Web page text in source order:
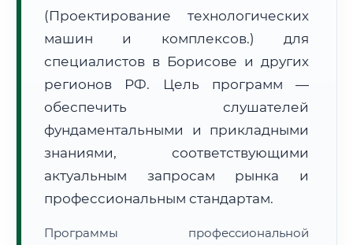
Расчет логистики оригиналов:
• Маршрут транзита:
• Экспресс-доставка СДЭК / Почтой:5–7 рабочих дней
📜 Документы и аккредитация ФИС ФРДО
(Проектирование технологических
машин и комплексов.) для
специалистов в Борисове и других
регионов РФ. Цель программ —
обеспечить слушателей
фундаментальными и прикладными
знаниями, соответствующими
актуальным запросам рынка и
профессиональным стандартам.
Программы профессиональной